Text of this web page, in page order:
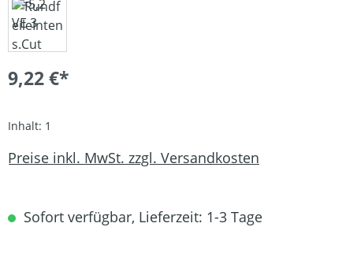
9,22 €*
Inhalt: 1
Preise inkl. MwSt. zzgl. Versandkosten
Sofort verfügbar, Lieferzeit: 1-3 Tage